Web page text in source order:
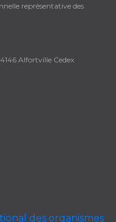
représentative des
Alfortville Cedex